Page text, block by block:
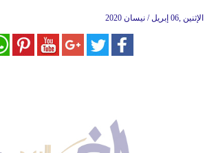
الإثنين ,06 إبريل / نيسان 2020